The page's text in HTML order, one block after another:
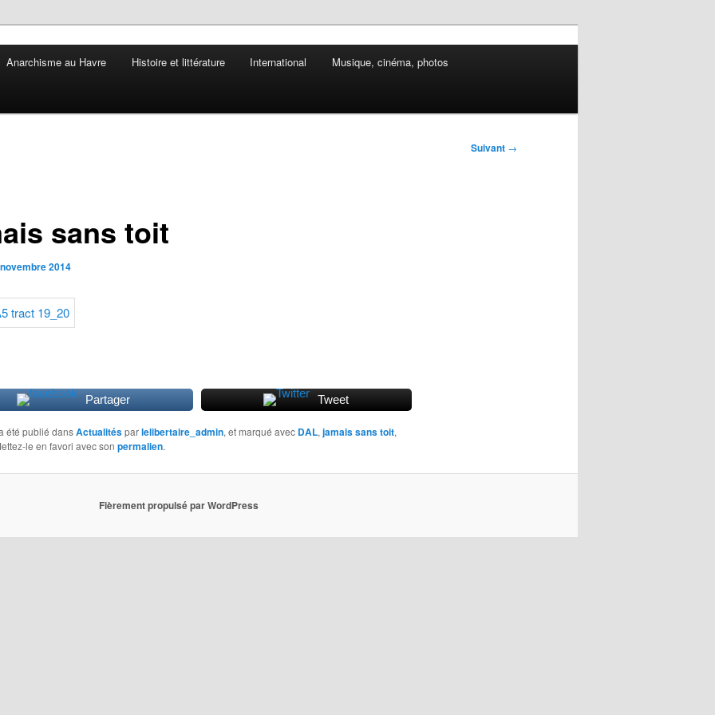
Anarchisme au Havre Histoire et littérature International Musique, cinéma, photos
Suivant →
sans toit
2014
Partager Tweet
été publié dansActualitésparlelibertaire_admin, et marqué avec DAL,jamais sans toit,
le en favori avec son permalien.
Fièrement propulsé par WordPress